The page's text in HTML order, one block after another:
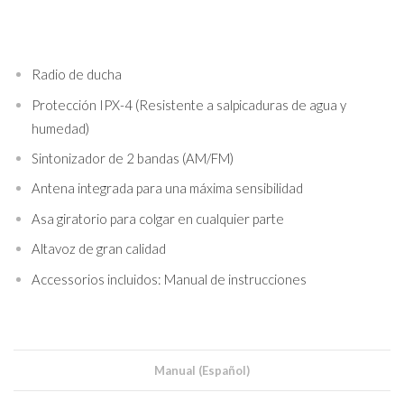
Radio de ducha
Protección IPX-4 (Resistente a salpicaduras de agua y
humedad)
Sintonizador de 2 bandas (AM/FM)
Antena integrada para una máxima sensibilidad
Asa giratorio para colgar en cualquier parte
Altavoz de gran calidad
Accessorios incluidos: Manual de instrucciones
Manual (Español)